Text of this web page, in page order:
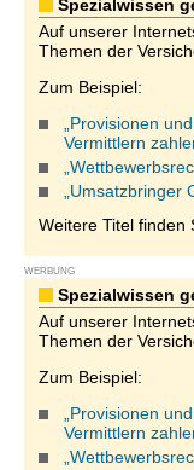
Spezialwissen
Auf unserer
Themen der
Zum Beispiel:
„Provisionen
Vermittlern
„Umsatzbringer
Weitere Titel finden
WERBUNG
Spezialwissen
Auf unserer
Themen der
Zum Beispiel:
„Provisionen
Vermittlern